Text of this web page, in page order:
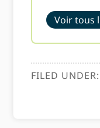
Voir tous
FILED UNDER: